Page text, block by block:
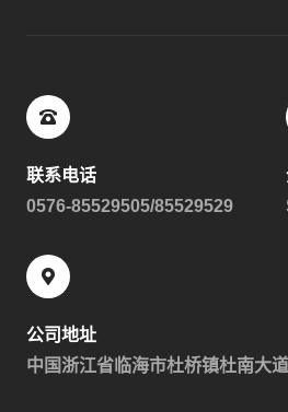
联系电话
0576-85529505/85529529
公司地址
中国浙江省临海市杜桥镇杜南大